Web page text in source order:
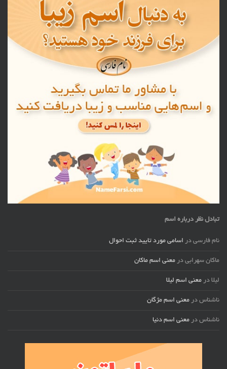
تبادل نظر درباره اسم
نام فارسی در اسامی مورد تایید ثبت احوال
ماکان سهرابی در معنی اسم ماکان
لیلا در معنی اسم لیلا
ناشناس در معنی اسم مژگان
ناشناس در معنی اسم دنیا